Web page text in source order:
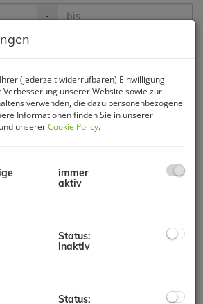
-
-
Filter zurücksetzen
(jederzeit widerrufbaren) Einwilligung
Verbesserung unserer Website sowie zur
verwenden, die dazu personenbezogene
Informationen finden Sie in unserer
und unsererCookie Policy.
immer
aktiv
Status:
inaktiv
Status: